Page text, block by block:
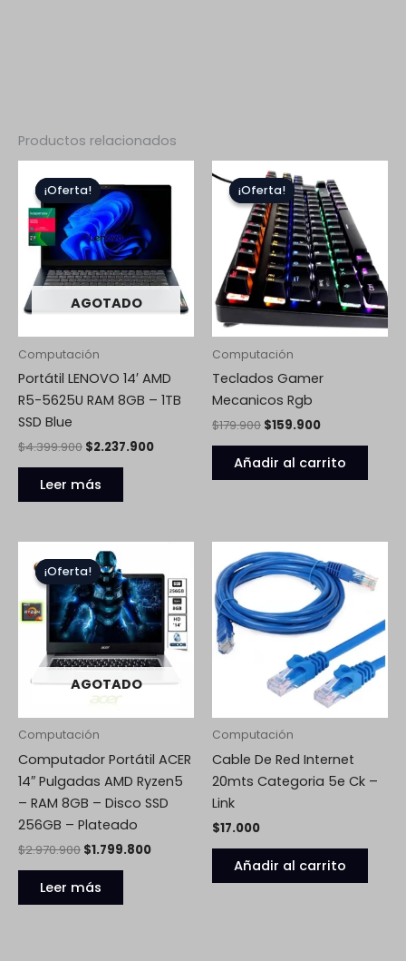
Productos relacionados
¡Oferta!
AGOTADO
¡Oferta!
Computación
Portátil LENOVO 14′ AMD
R5-5625U RAM 8GB – 1TB
SSD Blue
$4.399.900
precio
original
era:
$4.399.900.
$2.237.900
precio
Leer más
¡Oferta!
¡Oferta!
Computación
Teclados Gamer
Mecanicos Rgb
$179.900
El
precio
original
era:
$179.900.
$159.900
precio
actual
es:
$159.900.
Añadir al carrito
¡Oferta!
AGOTADO
¡Oferta!
Computación
Computador Portátil ACER
14″ Pulgadas AMD Ryzen5
– RAM 8GB – Disco SSD
256GB – Plateado
$2.970.900
precio
original
era:
$2.970.900.
$1.799.800
actual
es:
$1.799.800.
Leer más
Computación
Cable De Red Internet
20mts Categoria 5e Ck –
Link
$17.000
Añadir al carrito